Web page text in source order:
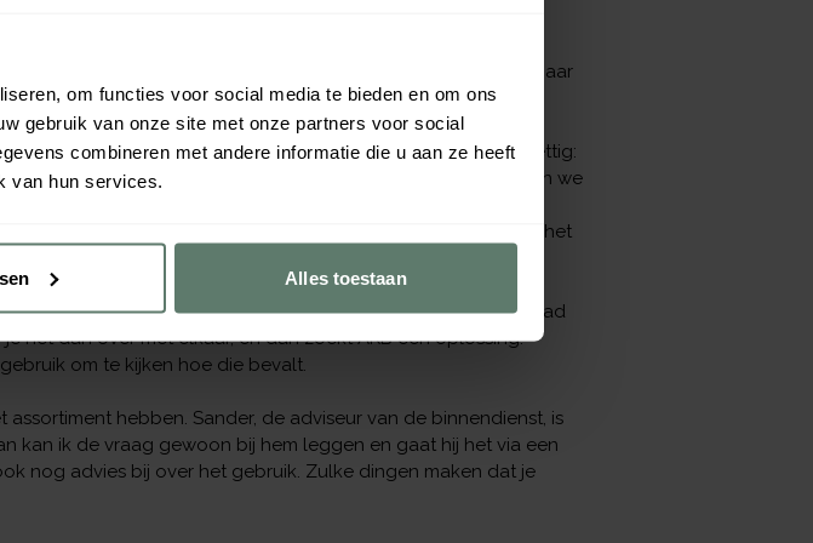
om functies voor social media te bieden en om ons
gebruik van onze site met onze partners voor social
combineren met andere informatie die u aan ze heeft
van hun services.
Alles toestaan
lunches en catering voor feesten en partijen.
gegaan. Hun aanbod is niet eens enorm uitgebreid maar
ContinentalenAmefazagen, wisten we: dit wordt het.
mensen zoals Reindert,Elderten Sander. Dat gaat heel prettig:
het. Dat moet je hebben he? Ook uit het verleden hadden we
geholpen met de inventaris, je vliegt zo’n project dan als het
ons was een klein nadeel dat de bestelde dienbladen best glad
het dan over met elkaar, en dan zoekt AKB een oplossing.
om te kijken hoe die bevalt.
hebben. Sander, de adviseur van de binnendienst, is
kan ik de vraag gewoon bij hem leggen en gaat hij het via een
nog advies bij over het gebruik. Zulke dingen maken dat je